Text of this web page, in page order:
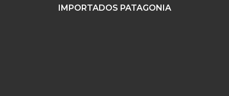
IMPORTADOS PATAGONIA